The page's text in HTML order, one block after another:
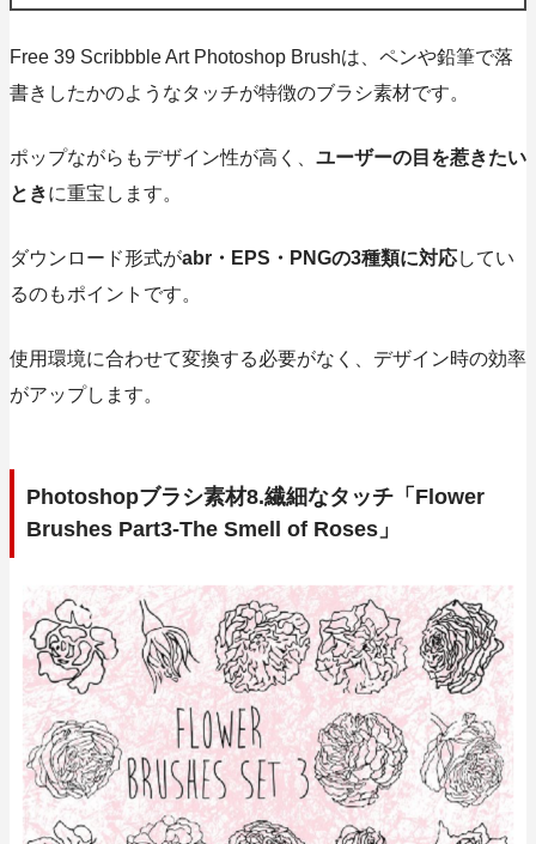
Free 39 Scribbble Art Photoshop Brushは、ペンや鉛筆で落
書きしたかのようなタッチが特徴のブラシ素材です。
ポップながらもデザイン性が高く、 ユーザーの目を惹きたい
ときに重宝します。
ダウンロード形式がabr・EPS・PNGの3種類に対応してい
るのもポイントです。
使用環境に合わせて変換する必要がなく、デザイン時の効率
がアップします。
Photoshopブラシ素材8.繊細なタッチ「Flower
Brushes Part3-The Smell of Roses」